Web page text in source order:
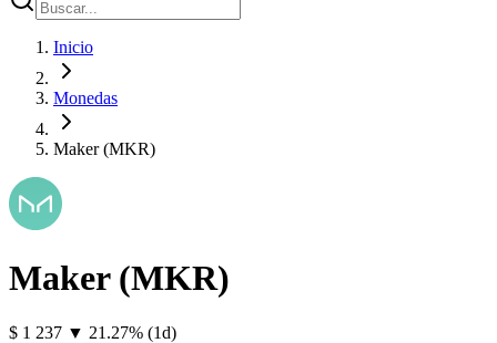
Inicio
Monedas
Maker (MKR)
Maker(MKR)
⁦$⁩ 1 237 ▼ 21.27% (1d)